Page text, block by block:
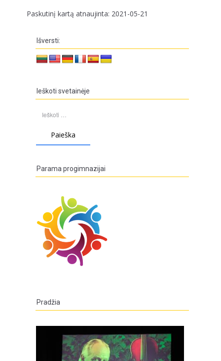
Paskutinį kartą atnaujinta: 2021-05-21
Išversti:
Ieškoti svetainėje
Parama progimnazijai
Pradžia